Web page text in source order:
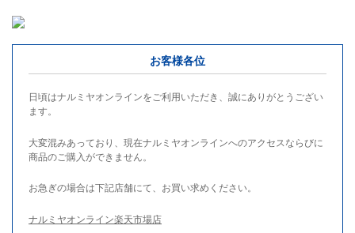
お客様各位
日頃はナルミヤオンラインをご利用いただき、誠にありがとうござい
ます。
大変混みあっており、現在ナルミヤオンラインへのアクセスならびに
商品のご購入ができません。
お急ぎの場合は下記店舗にて、お買い求めください。
ナルミヤオンライン楽天市場店